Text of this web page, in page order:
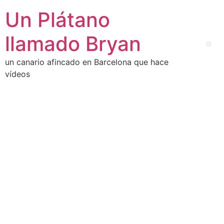
Un Plátano
llamado Bryan
un canario afincado en Barcelona que hace
vídeos